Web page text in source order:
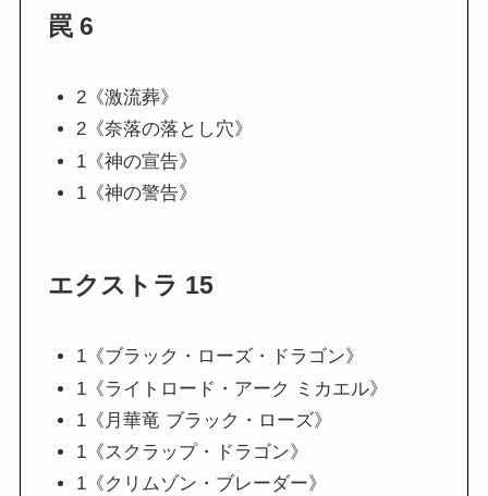
罠 6
2《激流葬》
2《奈落の落とし穴》
1《神の宣告》
1《神の警告》
エクストラ 15
1《ブラック・ローズ・ドラゴン》
1《ライトロード・アーク ミカエル》
1《月華竜 ブラック・ローズ》
1《スクラップ・ドラゴン》
1《クリムゾン・ブレーダー》